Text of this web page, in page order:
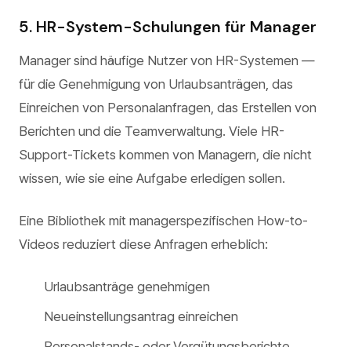
5. HR-System-Schulungen für Manager
Manager sind häufige Nutzer von HR-Systemen —
für die Genehmigung von Urlaubsanträgen, das
Einreichen von Personalanfragen, das Erstellen von
Berichten und die Teamverwaltung. Viele HR-
Support-Tickets kommen von Managern, die nicht
wissen, wie sie eine Aufgabe erledigen sollen.
Eine Bibliothek mit managerspezifischen How-to-
Videos reduziert diese Anfragen erheblich:
Urlaubsanträge genehmigen
Neueinstellungsantrag einreichen